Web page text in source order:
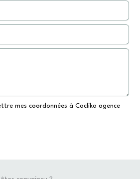
mes coordonnées à Cocliko agence